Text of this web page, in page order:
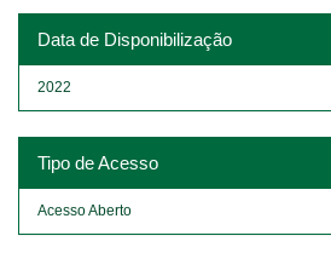
Data de Disponibilização
2022
Tipo de Acesso
Acesso Aberto